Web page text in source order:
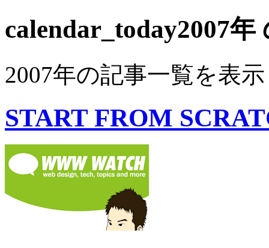
calendar_today2007年
2007年の記事一覧を表
START FROM